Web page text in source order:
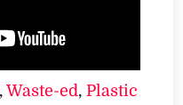
,Waste-ed ,Plastic